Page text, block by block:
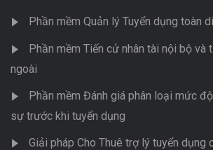
Phần mềm Quản lý Tuyển dụng toàn
Phần mềm Tiến cử nhân tài nội bộ và
ngoài
Phần mềm Đánh giá phân loại mức
sự trước khi tuyển dụng
Giải pháp Cho Thuê trợ lý tuyển dụng